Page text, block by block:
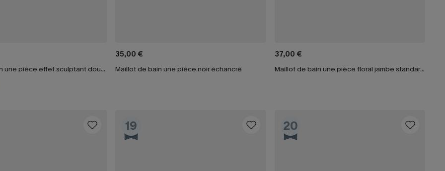
Maillot de bain une pièce effet sculptant doux à col carré
35,00 €
Maillot de bain une pièce noir échancré
37,00 €
Maillot de bain une pièce floral jambe standard à col V
19 20